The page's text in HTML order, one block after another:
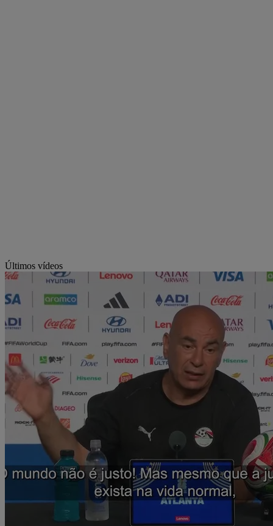
Últimos vídeos